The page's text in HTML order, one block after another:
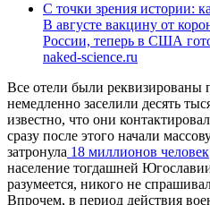
С точки зрения истории:
В августе вакцину от
России, теперь в США
naked-science.ru
Все отели были реквизированы
немедленно заселили десять
известно, что они
сразу после этого начали
затронула 18 миллионов человек
население тогдашней
разумеется, никого не
Впрочем, в период действия